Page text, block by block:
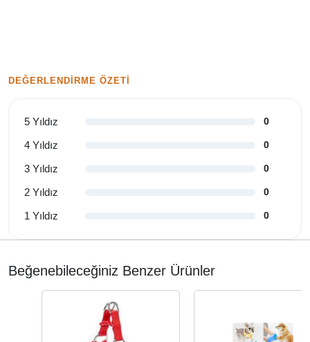
DEĞERLENDIRME ÖZETI
5 Yıldız 0
4 Yıldız 0
3 Yıldız 0
2 Yıldız 0
1 Yıldız 0
Beğenebileceğiniz Benzer Ürünler